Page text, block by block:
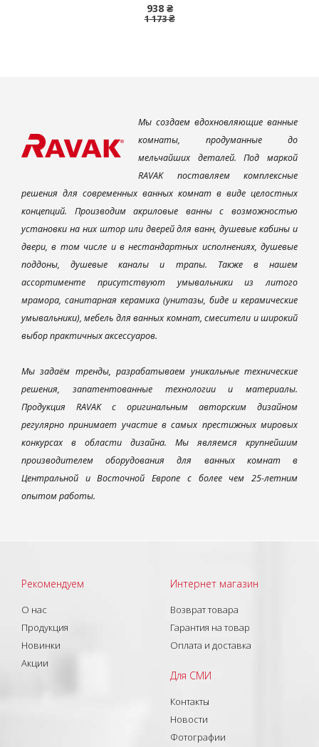
938 ₴
1 173 ₴
Мы создаем вдохновляющие ванные
комнаты, продуманные до
мельчайших деталей. Под маркой
RAVAK поставляем комплексные
решения для современных ванных комнат в виде целостных
концепций. Производим акриловые ванны с возможностью
установки на них штор или дверей для ванн, душевые кабины и
двери, в том числе и в нестандартных исполнениях, душевые
поддоны, душевые каналы и трапы. Также в нашем
ассортименте присутствуют умывальники из литого
мрамора, санитарная керамика (унитазы, биде и керамические
умывальники), мебель для ванных комнат, смесители и широкий
выбор практичных аксессуаров.
Мы задаём тренды, разрабатываем уникальные технические
решения, запатентованные технологии и материалы.
Продукция RAVAK с оригинальным авторским дизайном
регулярно принимает участие в самых престижных мировых
конкурсах в области дизайна. Мы являемся крупнейшим
производителем оборудования для ванных комнат в
Центральной и Восточной Европе с более чем 25-летним
опытом работы.
Рекомендуем
О нас
Продукция
Новинки
Акции
Интернет магазин
Возврат товара
Гарантия на товар
Оплата и доставка
Для СМИ
Контакты
Новости
Фотографии